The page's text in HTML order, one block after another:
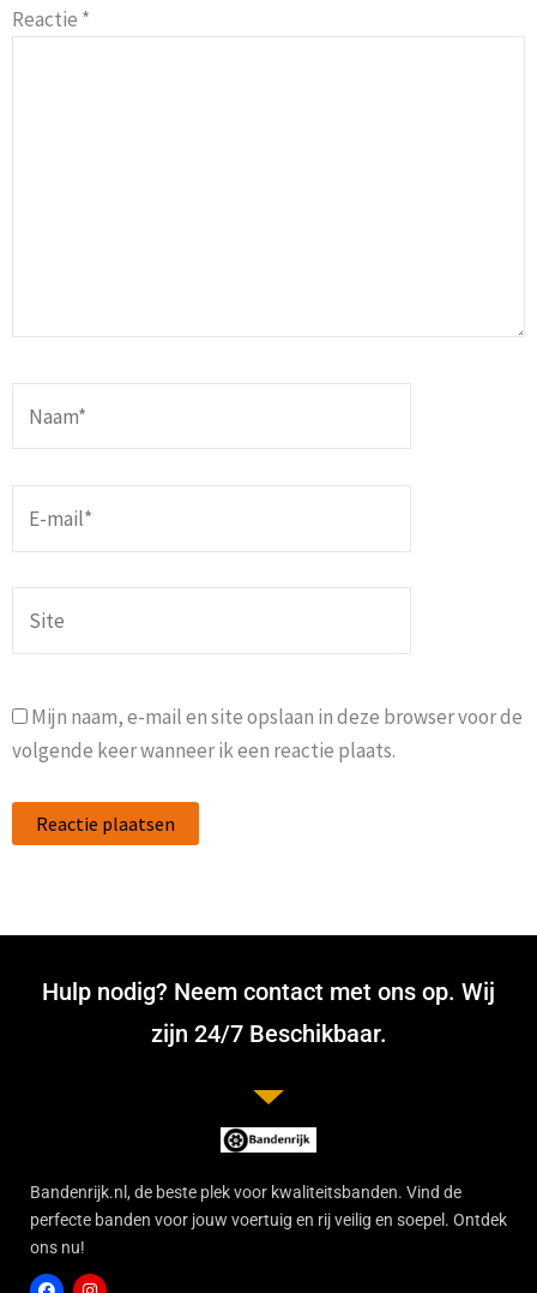
Reactie *
mail*
Mijn naam, e-mail en site opslaan in deze browser voor de
volgende keer wanneer ik een reactie plaats.
Hulp nodig? Neem contact met ons op. Wij
zijn 24/7 Beschikbaar.
Bandenrijk.nl, de beste plek voor kwaliteitsbanden. Vind de
perfecte banden voor jouw voertuig en rij veilig en soepel. Ontdek
ons nu!